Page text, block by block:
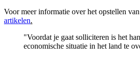
Voor meer informatie over het opstellen
artikelen.
"Voordat je gaat solliciteren is het
economische situatie in het land te